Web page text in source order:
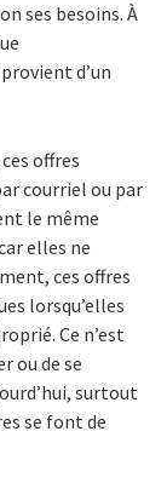
ses besoins. À
d’un
offres
courriel ou par
le même
elles ne
ces offres
lorsqu’elles
Ce n’est
ou de se
surtout
se font de